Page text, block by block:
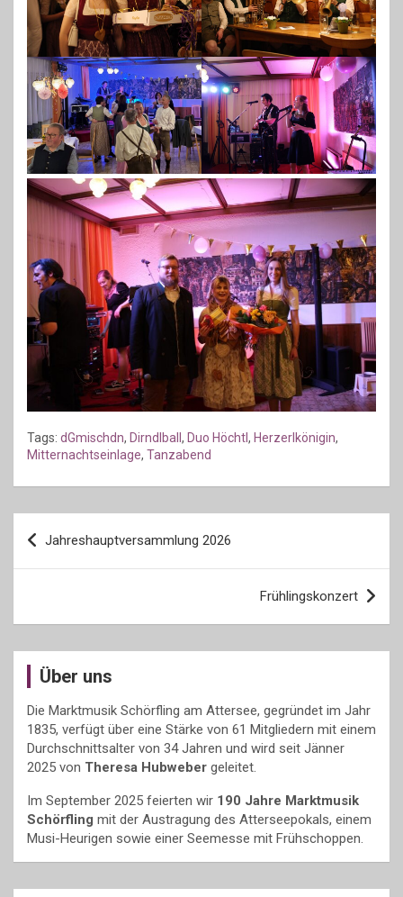
Tags: dGmischdn, Dirndlball , Duo Höchtl, Herzerlkönigin,
Mitternachtseinlage, Tanzabend
Beitragsnavigation
Jahreshauptversammlung 2026
Frühlingskonzert
Über uns
Die Marktmusik Schörfling am Attersee, gegründet im Jahr
1835, verfügt über eine Stärke von 61 Mitgliedern mit einem
Durchschnittsalter von 34 Jahren und wird seit Jänner
2025 von Theresa Hubweber geleitet.
Im September 2025 feierten wir 190 Jahre Marktmusik
Schörfling mit der Austragung des Atterseepokals, einem
Musi-Heurigen sowie einer Seemesse mit Frühschoppen.